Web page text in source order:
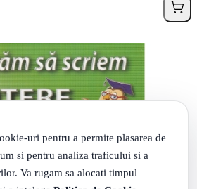
uri pentru a permite plasarea de
si pentru analiza traficului si a
Va rugam sa alocati timpul